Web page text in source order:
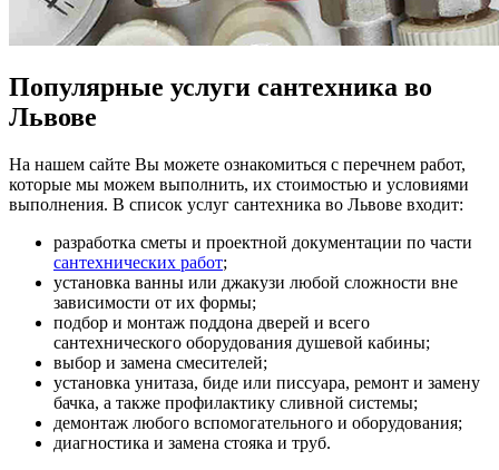
Популярные услуги сантехника во
Львове
На нашем сайте Вы можете ознакомиться с перечнем работ,
которые мы можем выполнить, их стоимостью и условиями
выполнения. В список услуг сантехника во Львове входит:
разработка сметы и проектной документации по части
сантехнических работ;
установка ванны или джакузи любой сложности вне
зависимости от их формы;
подбор и монтаж поддона дверей и всего
сантехнического оборудования душевой кабины;
выбор и замена смесителей;
установка унитаза, биде или писсуара, ремонт и замену
бачка, а также профилактику сливной системы;
демонтаж любого вспомогательного и оборудования;
диагностика и замена стояка и труб.